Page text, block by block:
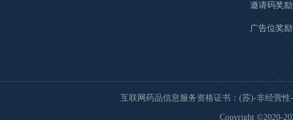
邀请码奖
广告位奖
互联网药品信息服务资格证书：(苏)-非经营性-
Copyright ©2020-